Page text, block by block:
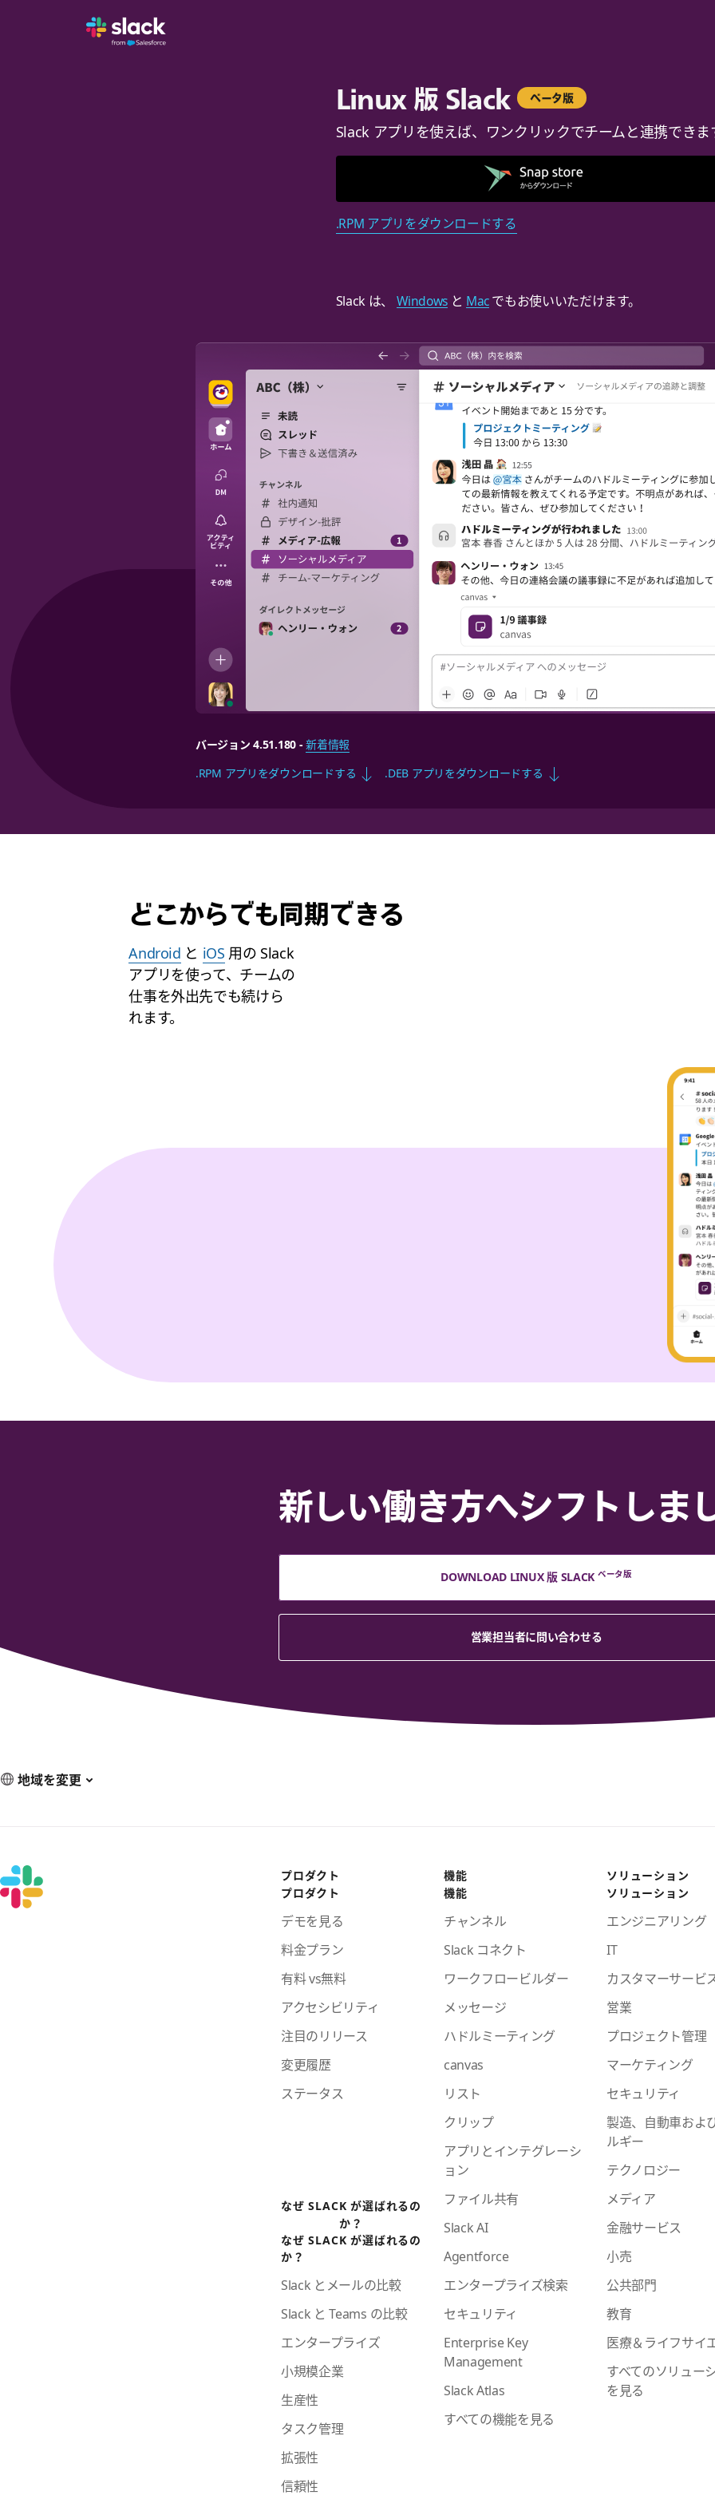
Linux 版 Slack ベータ版
Slack アプリを使えば、ワンクリックでチームと連携できま
.RPM アプリをダウンロードする
Slack は、 Windows と Macでもお使いいただけます。
バージョン 4.51.180 -新着情報
.RPM アプリをダウンロードする
.DEB アプリをダウンロードする
どこからでも同期できる
Android と iOS 用の Slack
アプリを使って、チームの
仕事を外出先でも続けら
れます。
新しい働き方へシフトしま
DOWNLOAD LINUX 版 SLACK ベータ版
営業担当者に問い合わせる
地域を変更
プロダクト
プロダクト
デモを見る
料金プラン
有料 vs無料
アクセシビリティ
注目のリリース
変更履歴
ステータス
なぜ SLACK が選ばれるの
か？
なぜ SLACK が選ばれるの
か？
Slack とメールの比較
Slack と Teams の比較
エンタープライズ
小規模企業
生産性
タスク管理
拡張性
信頼性
機能
機能
チャンネル
Slack コネクト
ワークフロービルダー
メッセージ
ハドルミーティング
canvas
リスト
クリップ
アプリとインテグレーシ
ョン
ファイル共有
Slack AI
Agentforce
エンタープライズ検索
セキュリティ
Enterprise Key
Management
Slack Atlas
すべての機能を見る
ソリューション
ソリューション
エンジニアリング
IT
カスタマーサービ
営業
プロジェクト管理
マーケティング
セキュリティ
製造、自動車およ
ルギー
テクノロジー
メディア
金融サービス
小売
公共部門
教育
医療＆ライフサイ
すべてのソリュー
を見る